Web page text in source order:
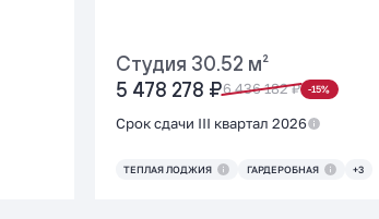
Студия 30.52 м²
5 478 278 ₽6 436 182 ₽ -15%
Срок сдачи III квартал 2026
ТЕПЛАЯ ЛОДЖИЯ ГАРДЕРОБНАЯ +3